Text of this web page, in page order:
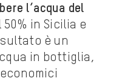
l’acqua del
in Sicilia e
è un
in bottiglia,